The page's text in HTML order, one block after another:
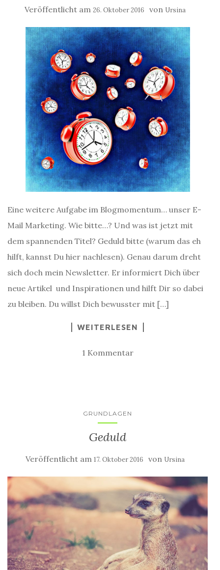
Veröffentlicht am 26. Oktober 2016 von Ursina
Eine weitere Aufgabe im Blogmomentum… unser E-
Mail Marketing. Wie bitte…? Und was ist jetzt mit
dem spannenden Titel? Geduld bitte (warum das eh
hilft, kannst Du hier nachlesen). Genau darum dreht
sich doch mein Newsletter. Er informiert Dich über
neue Artikel und Inspirationen und hilft Dir so dabei
zu bleiben. Du willst Dich bewusster mit […]
WEITERLESEN
1 Kommentar
GRUNDLAGEN
Geduld
Veröffentlicht am 17. Oktober 2016 von Ursina